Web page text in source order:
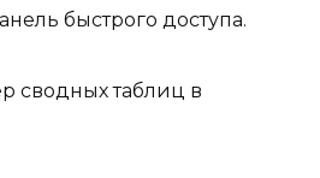
быстрого доступа.